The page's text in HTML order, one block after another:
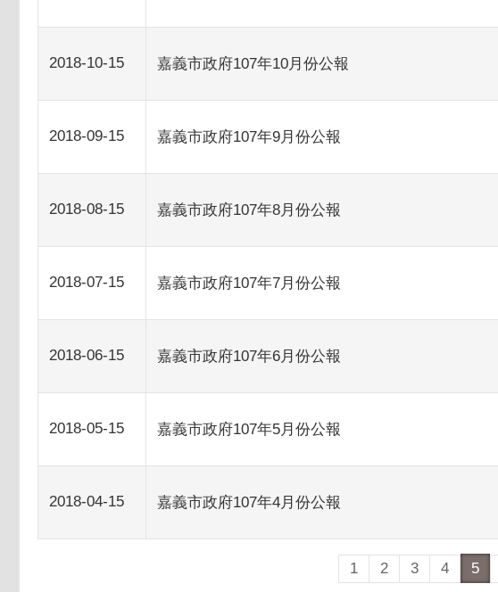
2018-10-15 嘉義市政府107年10月份公報
2018-09-15 嘉義市政府107年9月份公報
2018-08-15 嘉義市政府107年8月份公報
2018-07-15 嘉義市政府107年7月份公報
2018-06-15 嘉義市政府107年6月份公報
2018-05-15 嘉義市政府107年5月份公報
2018-04-15 嘉義市政府107年4月份公報
1 2 3 4 5